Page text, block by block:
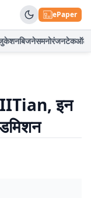
ePaper
बिजनेसमनोरंजनटेकऑटो
IITian, इन